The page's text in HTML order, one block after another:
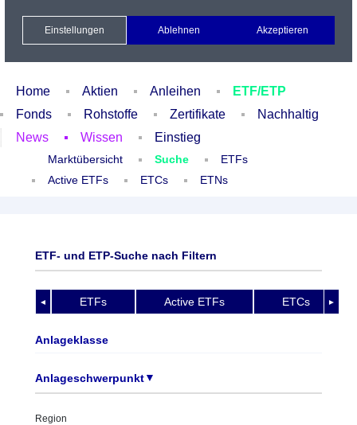
Xetra Realtime
Watchlist Portfolio Login
Home Aktien Anleihen
ETF/ETP
Fonds
Rohstoffe Zertifikate
Nachhaltig
News
Wissen Einstieg
Marktübersicht Suche
ETFs
Active ETFs
ETCs ETNs
ETF- und ETP-Suche nach Filtern
◄ ►
ETFs Active ETFs ETCs
Anlageklasse
Anlageschwerpunkt▼
Region
Einstellungen Ablehnen Akzeptieren